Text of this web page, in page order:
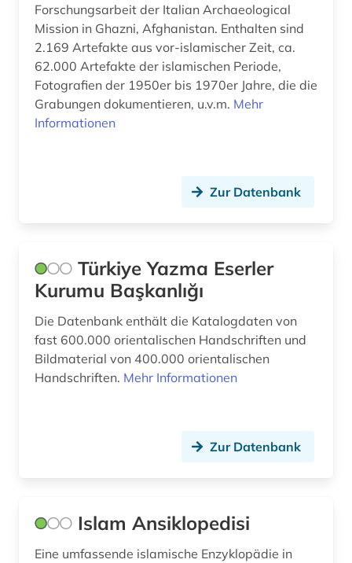
islamwissenschaft (13)
islamwissenschaften (3)
israel (1)
judaistik (1)
juden (1)
katholische kirche (1)
katholizismus (1)
kennedy (1)
kolonialismus (1)
literatur (1)
literaturgeschichte (1)
Forschungsarbeit der Italian Archaeological
Mission in Ghazni, Afghanistan. Enthalten sind
2.169 Artefakte aus vor-islamischer Zeit, ca.
62.000 Artefakte der islamischen Periode,
Fotografien der 1950er bis 1970er Jahre, die die
Grabungen dokumentieren, u.v.m. Mehr
Informationen
Zur Datenbank
Türkiye Yazma Eserler
Kurumu Başkanlığı
Die Datenbank enthält die Katalogdaten von
fast 600.000 orientalischen Handschriften und
Bildmaterial von 400.000 orientalischen
Handschriften. Mehr Informationen
Zur Datenbank
Islam Ansiklopedisi
Eine umfassende islamische Enzyklopädie in